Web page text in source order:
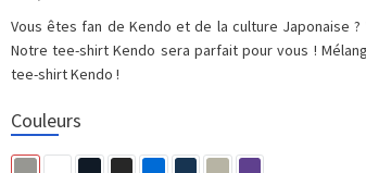
Vous êtes fan de Kendo et de la culture Japonaise
Notre tee-shirt Kendo sera parfait pour vous !
tee-shirt Kendo !
Couleurs